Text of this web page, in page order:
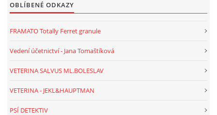
OBLÍBENÉ ODKAZY
FRAMATO Totally Ferret granule
Vedení účetnictví - Jana Tomaštíková
VETERINA SALVUS ML.BOLESLAV
VETERINA - JEKL&HAUPTMAN
PSÍ DETEKTIV